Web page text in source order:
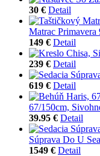
30 € Detail
Matrac Primavera
149 € Detail
239 € Detail
619 € Detail
67/150cm,
39.95 € Detail
Súprava Do U
1549 € Detail